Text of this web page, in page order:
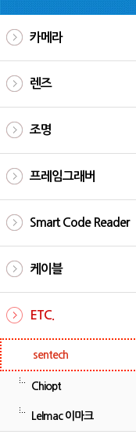
카메라
렌즈
조명
프레임그래버
Smart Code Reader
케이블
ETC.
sentech
Chiopt
LeImac 이마크